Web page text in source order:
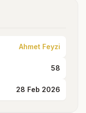
Ahmet Feyzi
58
28 Feb 2026